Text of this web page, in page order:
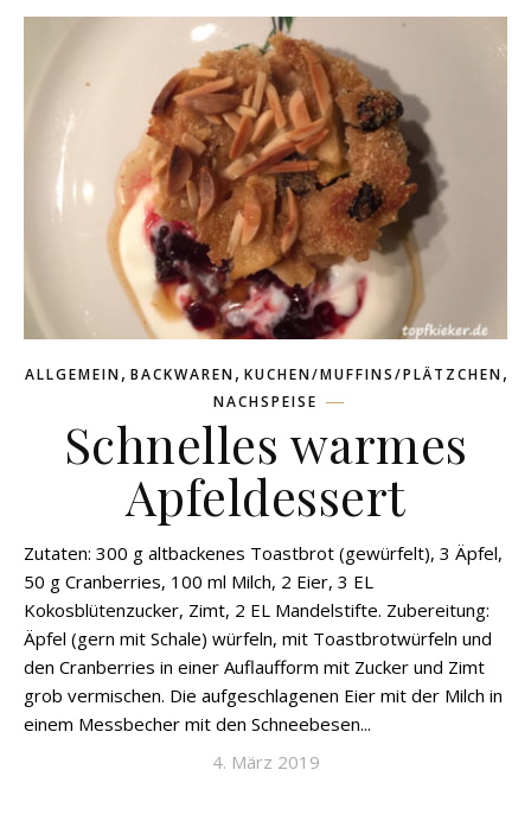
ALLGEMEIN, BACKWAREN, KUCHEN/MUFFINS/PLÄTZCHEN,
NACHSPEISE
Schnelles warmes
Apfeldessert
Zutaten: 300 g altbackenes Toastbrot (gewürfelt), 3 Äpfel,
50 g Cranberries, 100 ml Milch, 2 Eier, 3 EL
Kokosblütenzucker, Zimt, 2 EL Mandelstifte. Zubereitung:
Äpfel (gern mit Schale) würfeln, mit Toastbrotwürfeln und
den Cranberries in einer Auflaufform mit Zucker und Zimt
grob vermischen. Die aufgeschlagenen Eier mit der Milch in
einem Messbecher mit den Schneebesen...
4. März 2019